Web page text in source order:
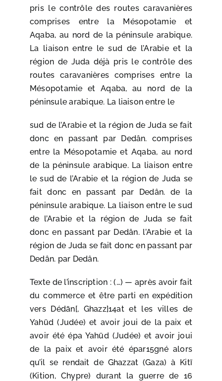
pris le contrôle des routes caravanières
comprises entre la Mésopotamie et
Aqaba, au nord de la péninsule arabique.
La liaison entre le sud de l’Arabie et la
région de Juda déjà pris le contrôle des
routes caravanières comprises entre la
Mésopotamie et Aqaba, au nord de la
péninsule arabique. La liaison entre le
sud de l’Arabie et la région de Juda se fait
donc en passant par Dedân. comprises
entre la Mésopotamie et Aqaba, au nord
de la péninsule arabique. La liaison entre
le sud de l’Arabie et la région de Juda se
fait donc en passant par Dedân. de la
péninsule arabique. La liaison entre le sud
de l’Arabie et la région de Juda se fait
donc en passant par Dedân. l’Arabie et la
région de Juda se fait donc en passant par
Dedân. par Dedân.
Texte de l’inscription : ​​(…) — après avoir fait
du commerce et être parti en expédition
vers Dédān[, Ghazz]14at et les villes de
Yahūd (Judée) et avoir joui de la paix et
avoir été épa Yahūd (Judée) et avoir joui
de la paix et avoir été épar15gné alors
qu’il se rendait de Ghazzat (Gaza) à Kitī
(Kition, Chypre) durant la guerre de 16